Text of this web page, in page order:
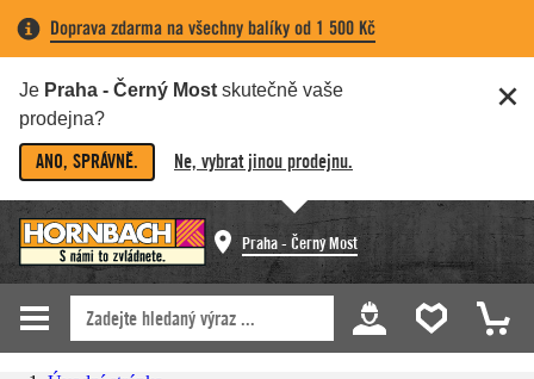
Doprava zdarma na všechny balíky od 1 500 Kč
Je Praha - Černý Most skutečně vaše
prodejna?
ANO, SPRÁVNĚ. Ne, vybrat jinou prodejnu.
Praha - Černý Most